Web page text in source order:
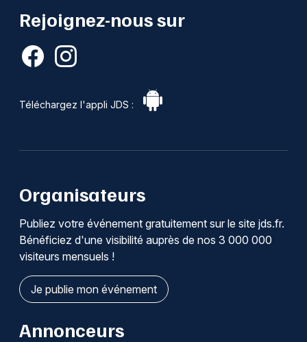
Rejoignez-nous sur
Téléchargez l'appli JDS :
Organisateurs
Publiez votre événement gratuitement sur le site jds.fr.
Bénéficiez d'une visibilité auprès de nos 3 000 000
visiteurs mensuels !
Je publie mon événement
Annonceurs